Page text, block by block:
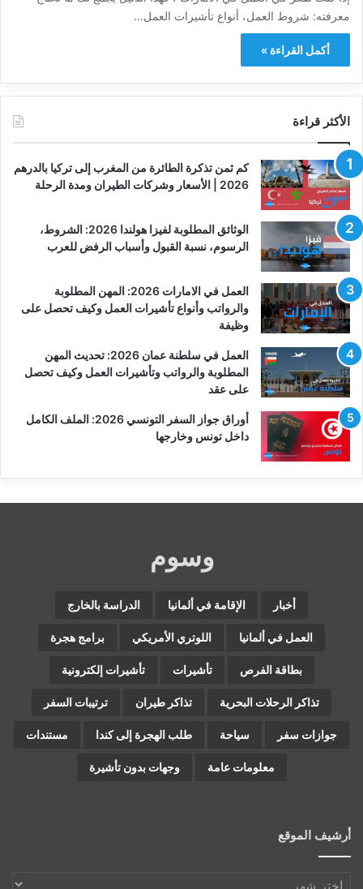
معرفته: شروط العمل، أنواع تأشيرات العمل…
أكمل القراءة »
الأكثر قراءة
كم ثمن تذكرة الطائرة من المغرب إلى تركيا بالدرهم
2026 | الأسعار وشركات الطيران ومدة الرحلة
الوثائق المطلوبة لفيزا هولندا 2026: الشروط،
الرسوم، نسبة القبول وأسباب الرفض للعرب
العمل في الامارات 2026: المهن المطلوبة
والرواتب وأنواع تأشيرات العمل وكيف تحصل على
وظيفة
العمل في سلطنة عمان 2026: تحديث المهن
المطلوبة والرواتب وتأشيرات العمل وكيف تحصل
على عقد
أوراق جواز السفر التونسي 2026: الملف الكامل
داخل تونس وخارجها
وسوم
أخبار الإقامة في ألمانيا الدراسة بالخارج
العمل في ألمانيا اللوتري الأمريكي برامج هجرة
بطاقة الفرص تأشيرات تأشيرات إلكترونية
تذاكر الرحلات البحرية تذاكر طيران ترتيبات السفر
جوازات سفر سياحة طلب الهجرة إلى كندا مستندات
معلومات عامة وجهات بدون تأشيرة
أرشيف الموقع
أرشيف